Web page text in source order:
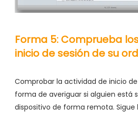
Forma 5: Comprueba
inicio de sesión de su
Comprobar la actividad de inicio
forma de averiguar si alguien está
dispositivo de forma remota. Sigue